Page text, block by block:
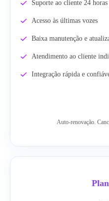
Suporte ao cliente 24
Acesso às últimas vozes
Baixa manutenção e
Atendimento ao cliente
Integração rápida e
Auto-renovação.